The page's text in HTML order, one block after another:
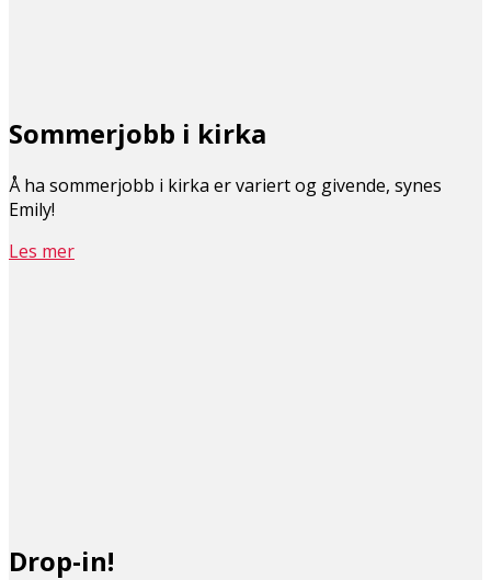
Sommerjobb i kirka
Å ha sommerjobb i kirka er variert og givende, synes
Emily!
Les mer
Drop-in!